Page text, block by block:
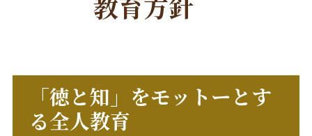
「徳と知」をモットーとす
る全人教育